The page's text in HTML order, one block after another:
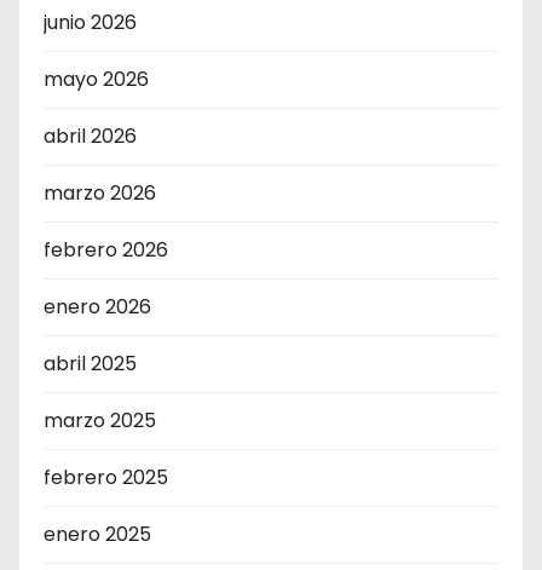
junio 2026
mayo 2026
abril 2026
marzo 2026
febrero 2026
enero 2026
abril 2025
marzo 2025
febrero 2025
enero 2025